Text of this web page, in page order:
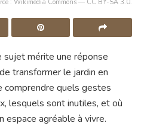
: Wikimedia Commons — CC BY-SA 3.0.
sujet mérite une réponse
transformer le jardin en
comprendre quels gestes
lesquels sont inutiles, et où
espace agréable à vivre.